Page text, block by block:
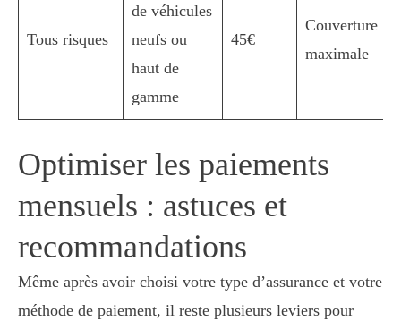
Tous risques
de véhicules
neufs ou
haut de
gamme
45€
Couverture
maximale
Optimiser les paiements
mensuels : astuces et
recommandations
Même après avoir choisi votre type d’assurance et votre
méthode de paiement, il reste plusieurs leviers pour